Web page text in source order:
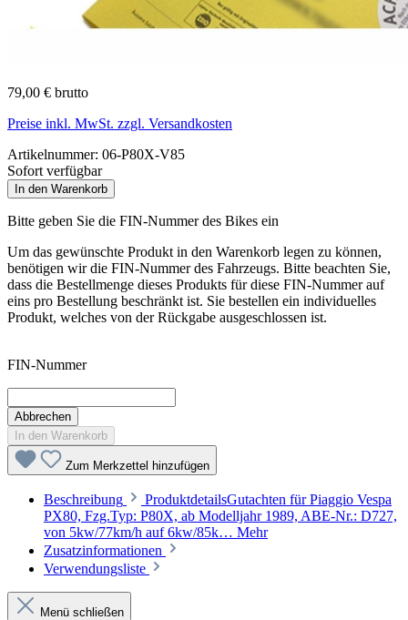
79,00 € brutto
Preise inkl. MwSt. zzgl. Versandkosten
Artikelnummer: 06-P80X-V85
Sofort verfügbar
In den Warenkorb
Bitte geben Sie die FIN-Nummer des Bikes ein
Um das gewünschte Produkt in den Warenkorb legen zu können,
benötigen wir die FIN-Nummer des Fahrzeugs. Bitte beachten Sie,
dass die Bestellmenge dieses Produkts für diese FIN-Nummer auf
eins pro Bestellung beschränkt ist. Sie bestellen ein individuelles
Produkt, welches von der Rückgabe ausgeschlossen ist.
FIN-Nummer
Abbrechen
In den Warenkorb
Zum Merkzettel hinzufügen
Beschreibung
ProduktdetailsGutachten für Piaggio Vespa
PX80, Fzg.Typ: P80X, ab Modelljahr 1989, ABE-Nr.: D727,
von 5kw/77km/h auf 6kw/85k… Mehr
Zusatzinformationen
Verwendungsliste
Menü schließen